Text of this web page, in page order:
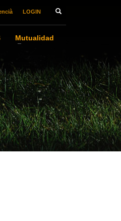
LOGIN
Mutualidad